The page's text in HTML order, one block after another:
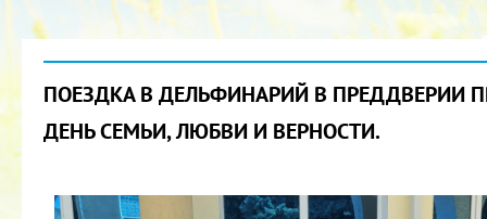
ПОЕЗДКА В ДЕЛЬФИНАРИЙ В ПРЕДДВЕРИИ
ДЕНЬ СЕМЬИ, ЛЮБВИ И ВЕРНОСТИ.